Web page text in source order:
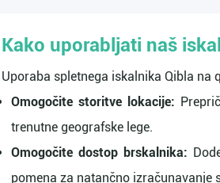
Kako uporabljati naš
Uporaba spletnega iskalnika Qibla na
Omogočite storitve lokacije:
trenutne geografske lege.
Omogočite dostop brskalnika:
pomena za natančno izračunavanje